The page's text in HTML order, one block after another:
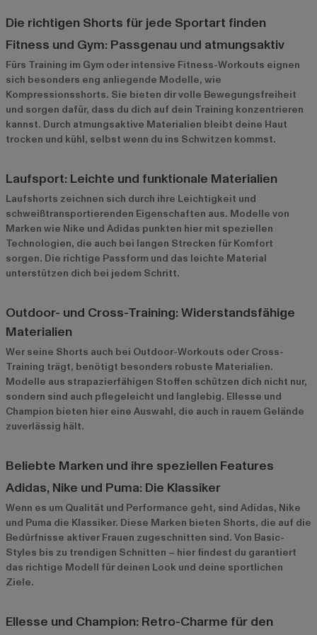
Die richtigen Shorts für jede Sportart finden
Fitness und Gym: Passgenau und atmungsaktiv
Fürs Training im Gym oder intensive Fitness-Workouts eignen
sich besonders eng anliegende Modelle, wie
Kompressionsshorts. Sie bieten dir volle Bewegungsfreiheit
und sorgen dafür, dass du dich auf dein Training konzentrieren
kannst. Durch atmungsaktive Materialien bleibt deine Haut
trocken und kühl, selbst wenn du ins Schwitzen kommst.
Laufsport: Leichte und funktionale Materialien
Laufshorts zeichnen sich durch ihre Leichtigkeit und
schweißtransportierenden Eigenschaften aus. Modelle von
Marken wie Nike und Adidas punkten hier mit speziellen
Technologien, die auch bei langen Strecken für Komfort
sorgen. Die richtige Passform und das leichte Material
unterstützen dich bei jedem Schritt.
Outdoor- und Cross-Training: Widerstandsfähige
Materialien
Wer seine Shorts auch bei Outdoor-Workouts oder Cross-
Training trägt, benötigt besonders robuste Materialien.
Modelle aus strapazierfähigen Stoffen schützen dich nicht nur,
sondern sind auch pflegeleicht und langlebig. Ellesse und
Champion bieten hier eine Auswahl, die auch in rauem Gelände
zuverlässig hält.
Beliebte Marken und ihre speziellen Features
Adidas, Nike und Puma: Die Klassiker
Wenn es um Qualität und Performance geht, sind Adidas, Nike
und Puma die Klassiker. Diese Marken bieten Shorts, die auf die
Bedürfnisse aktiver Frauen zugeschnitten sind. Von Basic-
Styles bis zu trendigen Schnitten – hier findest du garantiert
das richtige Modell für deinen Look und deine sportlichen
Ziele.
Ellesse und Champion: Retro-Charme für den